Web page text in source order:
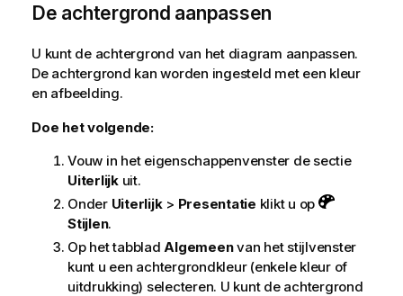
De achtergrond aanpassen
U kunt de achtergrond van het diagram aanpassen.
De achtergrond kan worden ingesteld met een kleur
en afbeelding.
Doe het volgende:
Vouw in het eigenschappenvenster de sectie
Uiterlijkuit.
Onder Uiterlijk> Presentatie klikt u op
Stijlen.
Op het tabblad Algemeenvan het stijlvenster
kunt u een achtergrondkleur (enkele kleur of
uitdrukking) selecteren. U kunt de achtergrond